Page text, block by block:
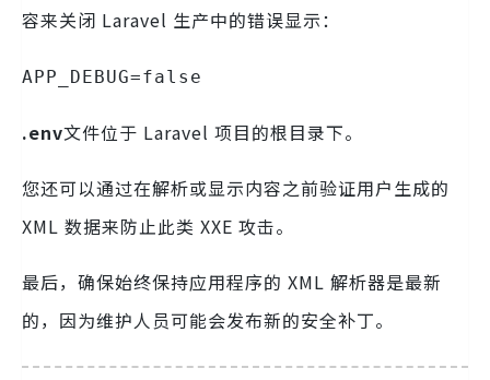
容来关闭 Laravel 生产中的错误显示：
APP_DEBUG=false
.env文件位于 Laravel 项目的根目录下。
您还可以通过在解析或显示内容之前验证用户生成的
XML 数据来防止此类 XXE 攻击。
最后，确保始终保持应用程序的 XML 解析器是最新
的，因为维护人员可能会发布新的安全补丁。